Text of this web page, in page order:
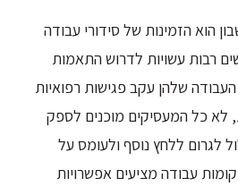
הוא הזמינות של סידורי עבודה
רבות עשויות לדרוש התאמות
שלהן עקב פגישות רפואיות
לא כל המעסיקים מוכנים לספק
לגרום ללחץ נוסף ולעומס על
עבודה מציעים אפשרויות